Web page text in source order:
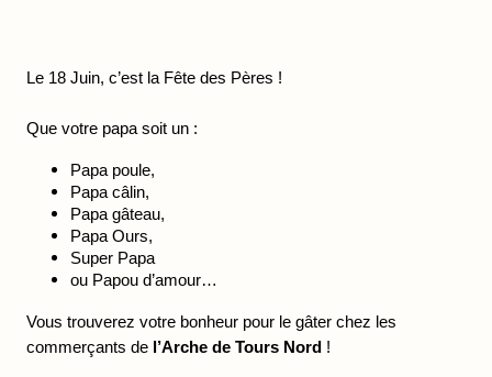
Le 18 Juin, c’est la Fête des Pères !
Que votre papa soit un :
Papa poule,
Papa câlin,
Papa gâteau,
Papa Ours,
Super Papa
ou Papou d’amour…
Vous trouverez votre bonheur pour le gâter chez les
commerçants de l’Arche de Tours Nord !